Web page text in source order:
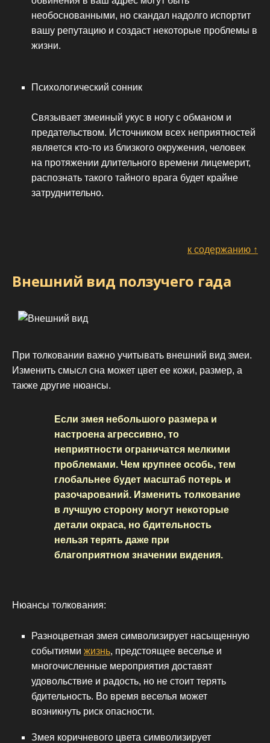
необоснованными, но скандал надолго испортит
вашу репутацию и создаст некоторые проблемы в
жизни.
Психологический сонник
Связывает змеиный укус в ногу с обманом и
предательством. Источником всех неприятностей
является кто-то из близкого окружения, человек
на протяжении длительного времени лицемерит,
распознать такого тайного врага будет крайне
затруднительно.
к содержанию ↑
Внешний вид ползучего гада
При толковании важно учитывать внешний вид змеи.
Изменить смысл сна может цвет ее кожи, размер, а
также другие нюансы.
Если змея небольшого размера и
настроена агрессивно, то
неприятности ограничатся мелкими
проблемами. Чем крупнее особь, тем
глобальнее будет масштаб потерь и
разочарований. Изменить толкование
в лучшую сторону могут некоторые
детали окраса, но бдительность
нельзя терять даже при
благоприятном значении видения.
Нюансы толкования:
Разноцветная змея символизирует насыщенную
событиями жизнь, предстоящее веселье и
многочисленные мероприятия доставят
удовольствие и радость, но не стоит терять
бдительность. Во время веселья может
возникнуть риск опасности.
Змея коричневого цвета символизирует